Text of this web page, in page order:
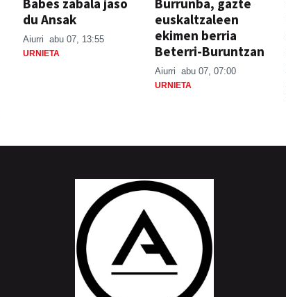
du Ansak
Aiurri abu 07, 13:55
URNIETA
euskaltzaleen
ekimen berria
Beterri-Buruntzan
Aiurri abu 07, 07:00
URNIETA